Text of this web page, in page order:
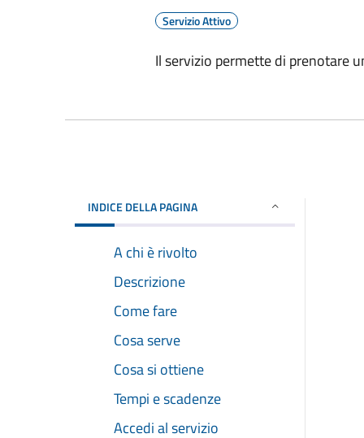
Servizio Attivo
Il servizio permette di prenotare
INDICE DELLA PAGINA
A chi è rivolto
Descrizione
Come fare
Cosa serve
Cosa si ottiene
Tempi e scadenze
Accedi al servizio